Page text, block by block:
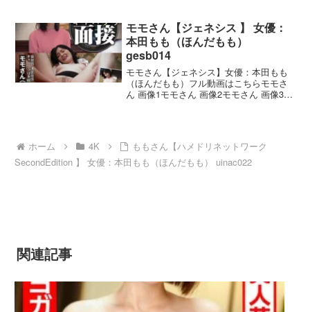
素人ムクムク-塩-の作品概要品番：
モモさん【ジェネシス 】 女優：
本田もも（ほんだもも）
gesb014
モモさん【ジェネシス】女優：本田もも
（ほんだもも）フル動画はこちらモモさ
ん 画像1モモさん 画像2モモさん 画像3モ
ホーム
4K
ももさん【ハメドリネットワーク
SecondEdition 】 女優：本田もも（ほんだもも） uinac022
関連記事